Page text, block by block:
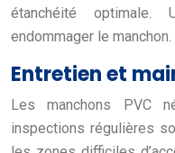
étanchéité optimale.
endommager le manchon.
Entretien et
Les manchons PVC
inspections régulières